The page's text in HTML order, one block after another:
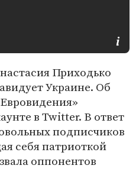
Приходько
Украине. Об
в Twitter. В ответ
подписчиков
себя патриоткой
оппонентов